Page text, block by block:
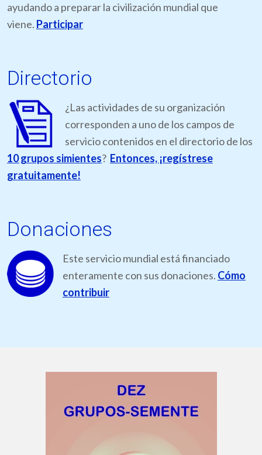
ayudando a preparar la civilización mundial que
viene. Participar
Directorio
¿Las actividades de su organización
corresponden a uno de los campos de
servicio contenidos en el directorio de los
10 grupos simientes? Entonces, ¡regístrese
gratuitamente!
Donaciones
Este servicio mundial está financiado
enteramente con sus donaciones. Cómo
contribuir